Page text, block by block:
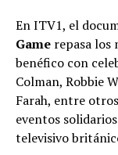
En ITV1, el
Game repasa los
benéfico con
Colman, Robbie
Farah, entre
eventos
televisivo